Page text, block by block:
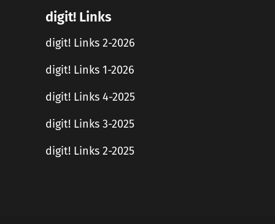
digit! Links
digit! Links 2-2026
digit! Links 1-2026
digit! Links 4-2025
digit! Links 3-2025
digit! Links 2-2025